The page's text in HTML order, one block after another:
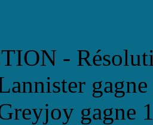
-
gagne